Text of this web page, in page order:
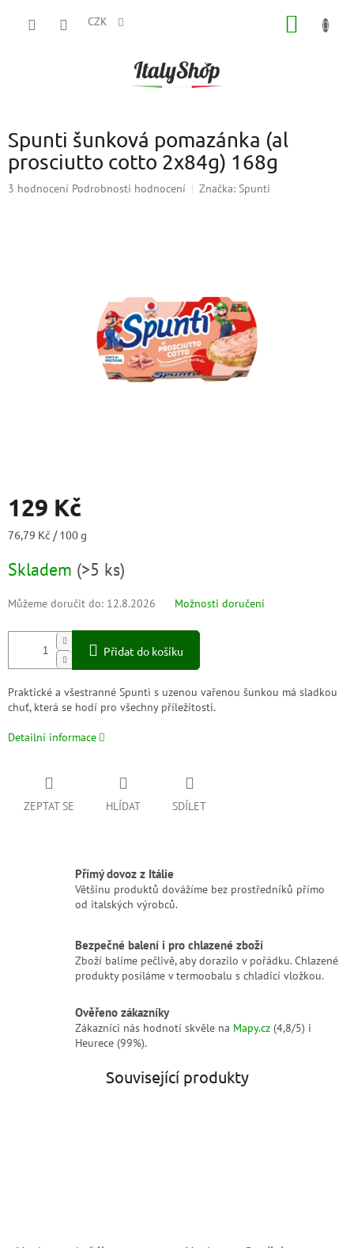
CZK
Spunti šunková pomazánka (al
prosciutto cotto 2x84g) 168g
Průměrné
3 hodnocení Podrobnosti hodnocení Značka: Spunti
129 Kč
Měrná
76,79 Kč / 100 g
Skladem (>5 ks)
Můžeme doručit do: 12.8.2026 Možnosti doručení
Přidat do košíku
Praktické a všestranné Spuntì s uzenou vařenou šunkou má sladkou
chuť, která se hodí pro všechny příležitosti.
Detailní informace
ZEPTAT SE HLÍDAT SDÍLET
Přímý dovoz z Itálie
Většinu produktů dovážíme bez prostředníků přímo
od italských výrobců.
Bezpečné balení i pro chlazené zboží
Zboží balíme pečlivě, aby dorazilo v pořádku. Chlazené
produkty posíláme v termoobalu s chladicí vložkou.
Ověřeno zákazníky
Zákazníci nás hodnotí skvěle na Mapy.cz (4,8/5) i
Heurece (99%).
Související produkty